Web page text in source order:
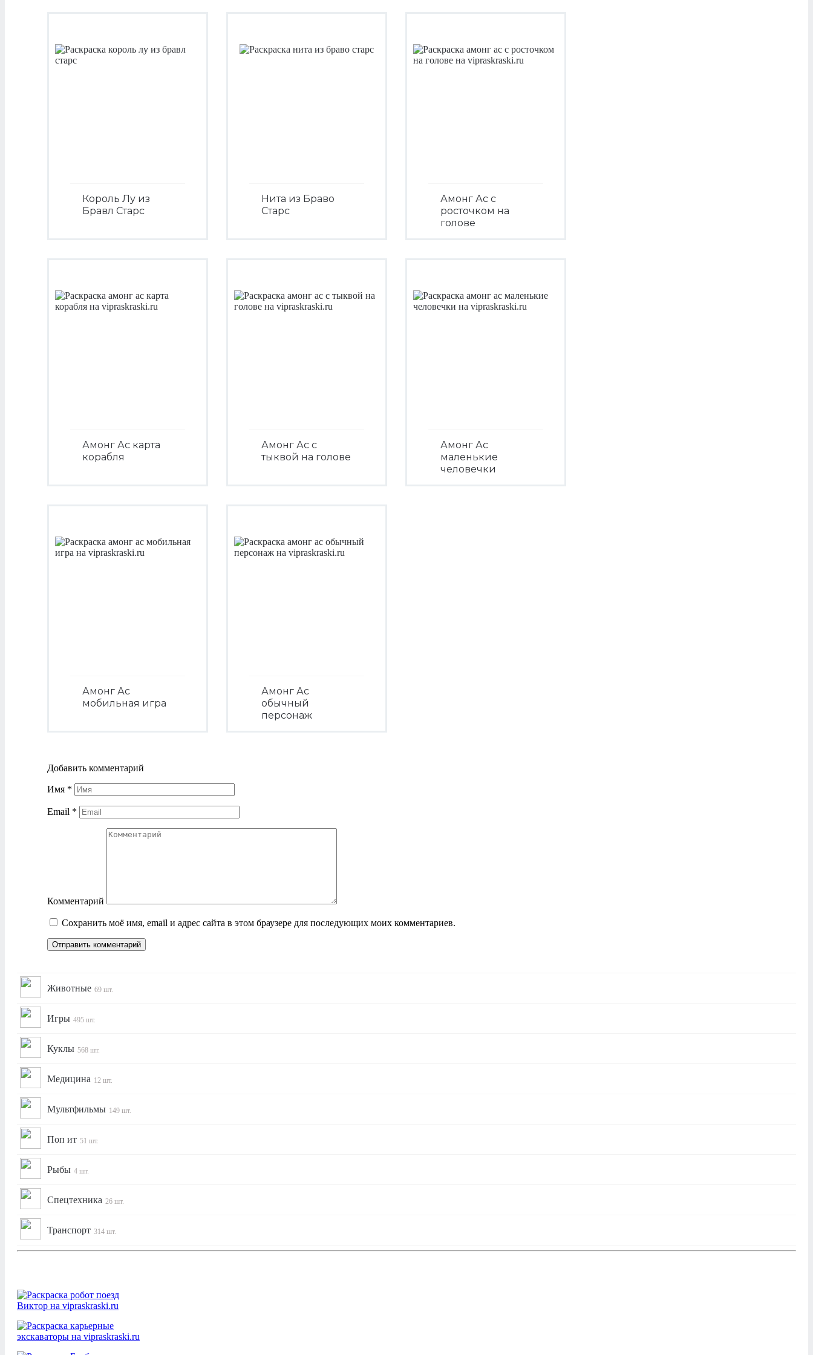
Король Лу из
Бравл Старс
Нита из Браво
Старс
Амонг Ас с
росточком на
голове
Амонг Ас карта
корабля
Амонг Ас с
тыквой на голове
Амонг Ас
маленькие
человечки
Амонг Ас
мобильная игра
Амонг Ас
обычный
персонаж
Добавить комментарий
Имя *
Email *
Комментарий
Сохранить моё имя, email и адрес сайта в этом браузере для последующих моих комментариев.
Животные 69 шт.
Игры 495 шт.
Куклы 568 шт.
Медицина 12 шт.
Мультфильмы 149 шт.
Поп ит 51 шт.
Рыбы 4 шт.
Спецтехника 26 шт.
Транспорт 314 шт.